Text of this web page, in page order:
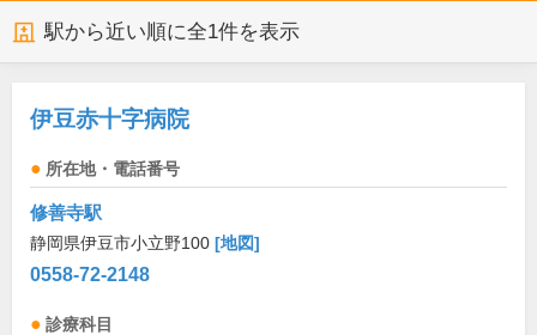
駅から近い順に全1件を表示
伊豆赤十字病院
所在地・電話番号
修善寺駅
静岡県伊豆市小立野100 [地図]
0558-72-2148
診療科目